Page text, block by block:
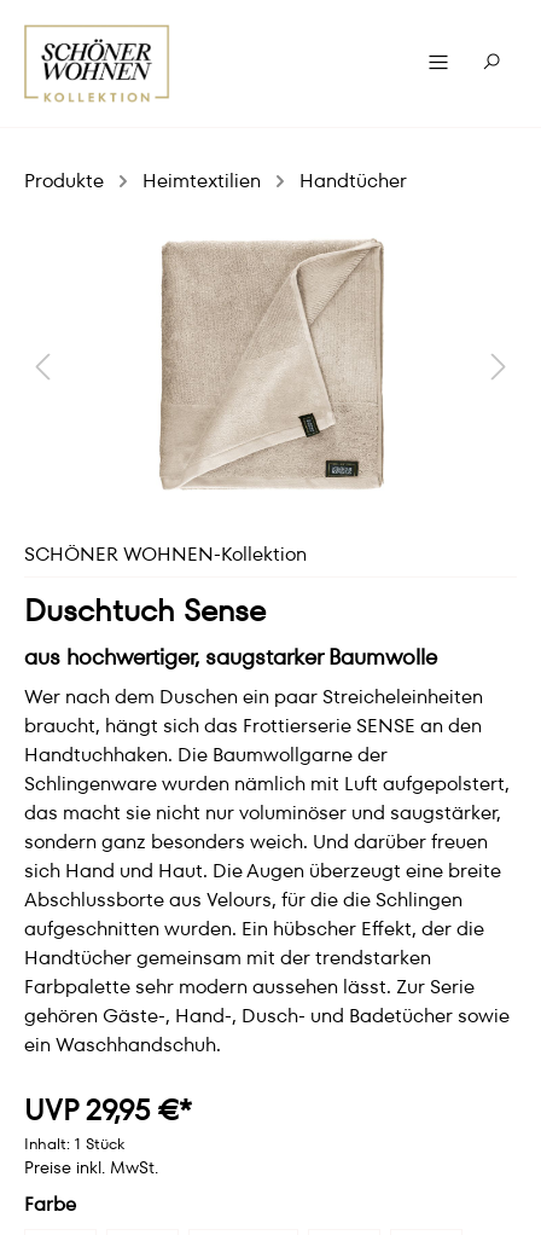
Produkte Heimtextilien Handtücher
SCHÖNER WOHNEN-Kollektion
Duschtuch Sense
aus hochwertiger, saugstarker Baumwolle
Wer nach dem Duschen ein paar Streicheleinheiten
braucht, hängt sich das Frottierserie SENSE an den
Handtuchhaken. Die Baumwollgarne der
Schlingenware wurden nämlich mit Luft aufgepolstert,
das macht sie nicht nur voluminöser und saugstärker,
sondern ganz besonders weich. Und darüber freuen
sich Hand und Haut. Die Augen überzeugt eine breite
Abschlussborte aus Velours, für die die Schlingen
aufgeschnitten wurden. Ein hübscher Effekt, der die
Handtücher gemeinsam mit der trendstarken
Farbpalette sehr modern aussehen lässt. Zur Serie
gehören Gäste-, Hand-, Dusch- und Badetücher sowie
ein Waschhandschuh.
UVP 29,95 €*
Inhalt: 1 Stück
Preise inkl. MwSt.
Farbe